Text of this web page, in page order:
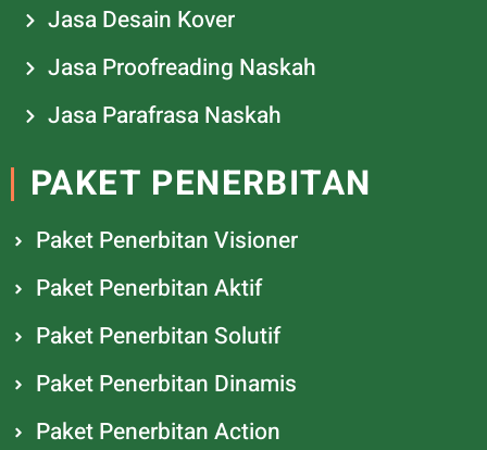
Jasa Desain Kover
Jasa Proofreading Naskah
Jasa Parafrasa Naskah
PAKET PENERBITAN
Paket Penerbitan Visioner
Paket Penerbitan Aktif
Paket Penerbitan Solutif
Paket Penerbitan Dinamis
Paket Penerbitan Action